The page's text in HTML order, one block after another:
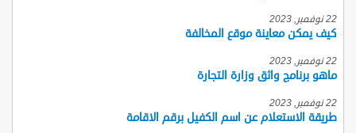
22 نوفمبر, 2023
كيف يمكن معاينة موقع المخالفة
22 نوفمبر, 2023
ماهو برنامج واثق وزارة التجارة
22 نوفمبر, 2023
طريقة الاستعلام عن اسم الكفيل برقم الاقامة